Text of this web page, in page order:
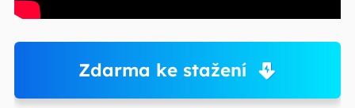
Zdarma ke stažení